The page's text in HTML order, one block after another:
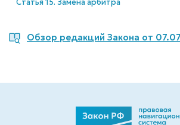
Статья 15. Замена арбитра
Обзор редакций Закона от